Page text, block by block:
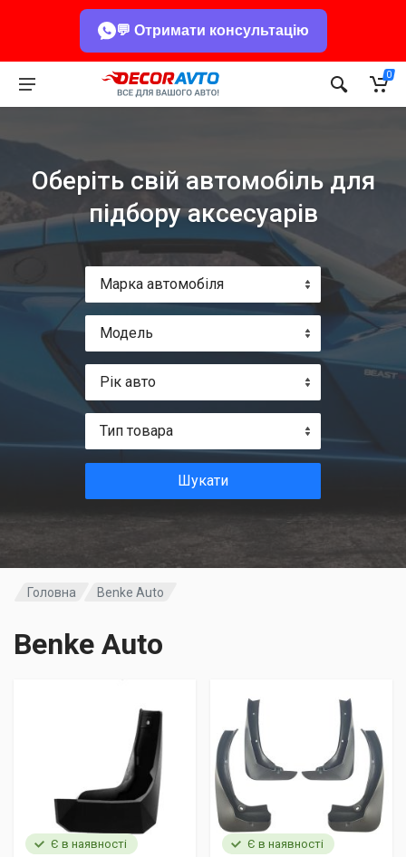
💬 Отримати консультацію
0
Оберіть свій автомобіль для
підбору аксесуарів
Марка автомобіля
Модель
Рік авто
Тип товара
Шукати
Головна Benke Auto
Benke Auto
Є в наявності Є в наявності